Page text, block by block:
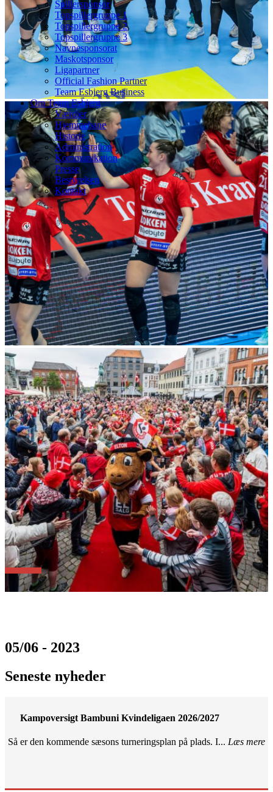
Spillersponsor
Topspillergruppe 1
Topspillergruppe 2
Topspillergruppe 3
Navnesponsorat
Maskotsponsor
Ligapartner
Official Fashion Partner
Team Esbjerg Business
Om Team Esbjerg
Værdier
Hjemmebane
Historie
Administration
Kommunikation
Presse
Bestyrelsen
Kontakt
05/06 - 2023
Seneste nyheder
Kampoversigt Bambuni Kvindeligaen 2026/2027
Så er den kommende sæsons turneringsplan på plads. I... Læs mere